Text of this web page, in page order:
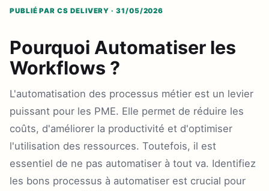
PUBLIÉ PAR CS DELIVERY · 31/05/2026
Pourquoi Automatiser les
Workflows ?
L'automatisation des processus métier est un levier
puissant pour les PME. Elle permet de réduire les
coûts, d'améliorer la productivité et d'optimiser
l'utilisation des ressources. Toutefois, il est
essentiel de ne pas automatiser à tout va. Identifiez
les bons processus à automatiser est crucial pour